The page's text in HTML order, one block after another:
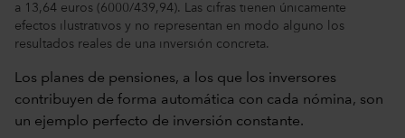
a 13,64 euros (6000/439,94). Las cifras tienen únicamente
efectos ilustrativos y no representan en modo alguno los
resultados reales de una inversión concreta.
Los planes de pensiones, a los que los inversores
contribuyen de forma automática con cada nómina, son
un ejemplo perfecto de inversión constante.